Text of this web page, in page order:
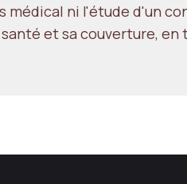
médical ni l'étude d'un
et sa couverture,